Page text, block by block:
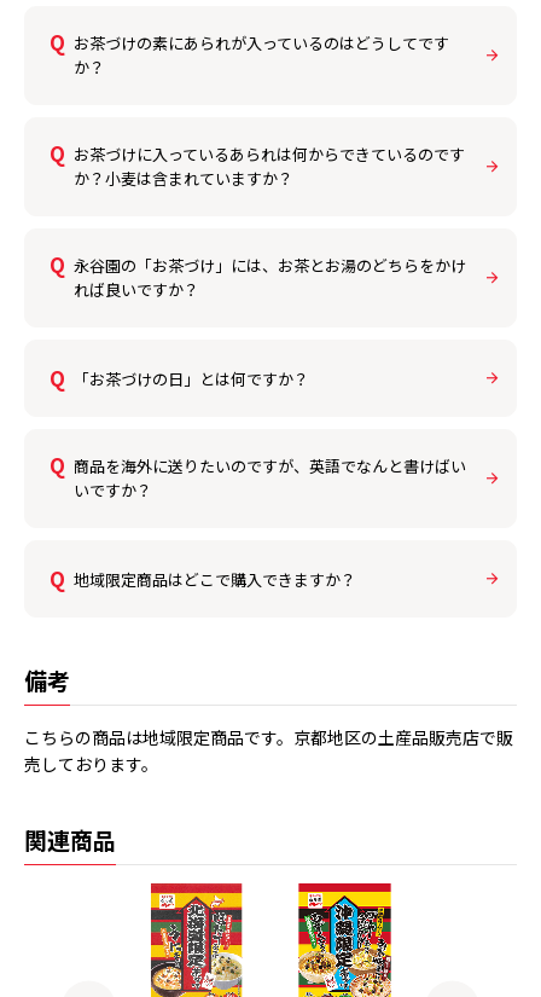
お茶づけの素にあられが入っているのはどうしてです
か？
お茶づけに入っているあられは何からできているのです
か？小麦は含まれていますか？
永谷園の「お茶づけ」には、お茶とお湯のどちらをかけ
れば良いですか？
「お茶づけの日」とは何ですか？
商品を海外に送りたいのですが、英語でなんと書けばい
いですか？
地域限定商品はどこで購入できますか？
備考
こちらの商品は地域限定商品です。京都地区の土産品販売店で販
売しております。
関連商品